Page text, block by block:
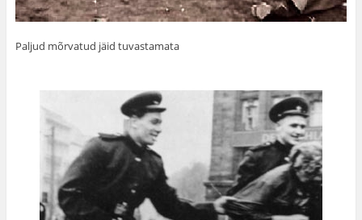
Paljud mõrvatud jäid tuvastamata